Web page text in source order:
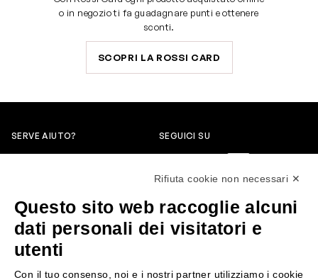
o in negozio ti fa guadagnare punti e ottenere
sconti.
SCOPRI LA ROSSI CARD
SERVE AIUTO?
servizioclienti@rossiprofumi.it
SEGUICI SU
SERVIZIO CLIENTI
Rifiuta cookie non necessari ✕
Questo sito web raccoglie alcuni
dati personali dei visitatori e
utenti
Con il tuo consenso, noi e i nostri partner utilizziamo i cookie